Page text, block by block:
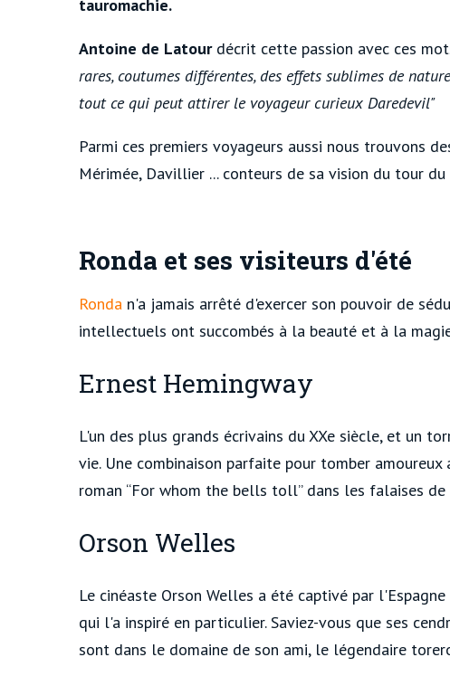
tauromachie.
Antoine de Latourdécrit cette passion avec ces
rares, coutumes différentes, des effets sublimes de
tout ce qui peut attirer le voyageur curieux Daredevil"
Parmi ces premiers voyageurs aussi nous trouvons
Mérimée, Davillier ... conteurs de sa vision du tour du
Ronda et ses visiteurs d'été
Ronda n'a jamais arrêté d'exercer son pouvoir de
intellectuels ont succombés à la beauté et à la
Ernest Hemingway
L'un des plus grands écrivains du XXe siècle, et un
vie. Une combinaison parfaite pour tomber amoureux
roman “For whom the bells toll” dans les falaises de
Orson Welles
Le cinéaste Orson Welles a été captivé par
qui l'a inspiré en particulier. Saviez-vous que ses
sont dans le domaine de son ami, le légendaire